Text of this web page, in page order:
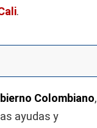
.
Colombiano,
ayudas y